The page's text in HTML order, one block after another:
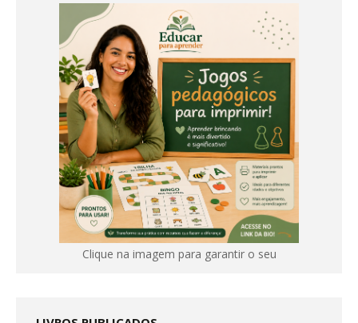
Clique na imagem para garantir o seu